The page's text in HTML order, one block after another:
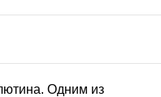
Одним из